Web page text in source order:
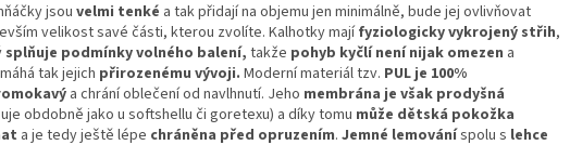
jsou velmi tenké a tak přidají na objemu jen minimálně, bude jej ovlivňovat
velikost savé části, kterou zvolíte. Kalhotky majífyziologicky vykrojený střih,
splňuje podmínky volného balení, takže pohyb kyčlí není nijak omezen a
tak jejich přirozenému vývoji. Moderní materiál tzv. PUL je 100%
a chrání oblečení od navlhnutí. Jeho membrána je však prodyšná
obdobně jako u softshellu či goretexu) a díky tomu může dětská pokožka
a je tedy ještě lépe chráněna před opruzením. Jemné lemováníspolu s lehce